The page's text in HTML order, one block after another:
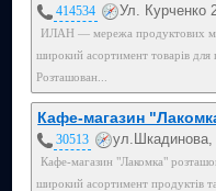
414534 Ул. Курченко
ИЛАН — мережа продуктових
широкий асортимент товарів для
Розташован...
Кафе-магазин
30513 ул.Шкадинова,
Кафе-магазин "Лакомка"
широкий асортимент продуктів